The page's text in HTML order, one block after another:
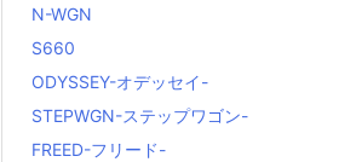
N-WGN
S660
ODYSSEY-オデッセイ-
STEPWGN-ステップワゴン-
FREED-フリード-